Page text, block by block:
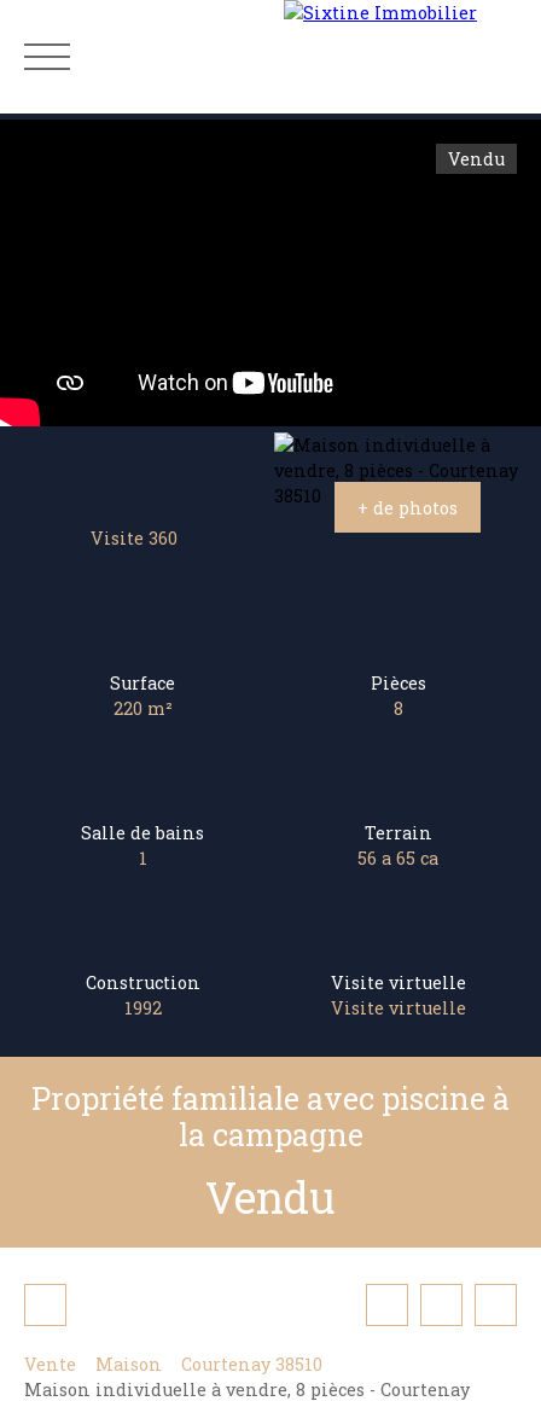
Vendu
Visite 360
+ de photos
Surface
220 m²
Pièces
8
Salle de bains
1
Terrain
56 a 65 ca
Construction
1992
Visite virtuelle
Visite virtuelle
Propriété familiale avec piscine à
la campagne
Vendu
Vente Maison
Courtenay 38510
Maison individuelle à vendre, 8 pièces - Courtenay